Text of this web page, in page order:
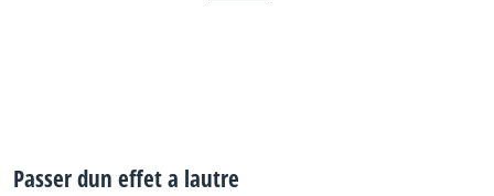
Passer dun effet a lautre